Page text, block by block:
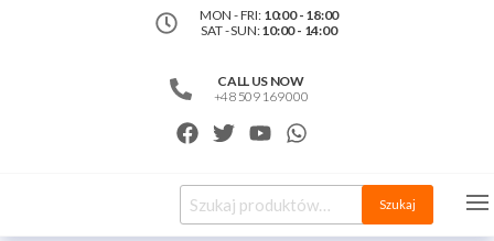
MON - FRI: 10:00 - 18:00
SAT - SUN:10:00 - 14:00
CALL US NOW
+48 509 169 000
Szukaj